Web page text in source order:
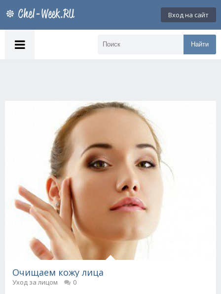
Вход на сайт
Найти
Очищаем кожу лица
Уход за лицом
0